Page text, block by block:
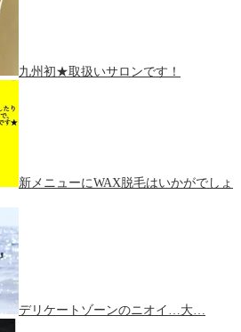
九州初★取扱いサロンです！
新メニューにWAX脱毛はいかがでしょ
デリケートゾーンのニオイ…大…